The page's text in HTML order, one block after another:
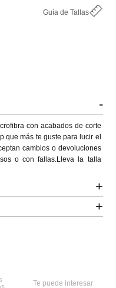
Guía de Tallas
-
con acabados de corte
que más te guste para lucir el
cambios o devoluciones
o con fallas.Lleva la talla
+
+
Te puede interesar